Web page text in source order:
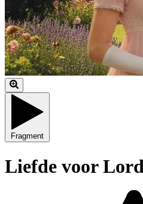
Fragment
Liefde voor